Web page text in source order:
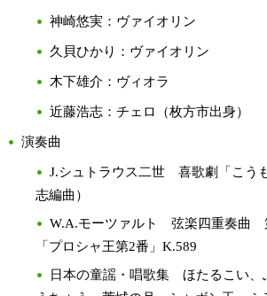
神崎悠実：ヴァイオリン
久貝ひかり：ヴァイオリン
木下雄介：ヴィオラ
近藤浩志：チェロ（枚方市出身）
演奏曲
J.シュトラウス二世 喜歌劇「こう
志編曲）
W.A.モーツァルト 弦楽四重奏曲
「プロシャ王第2番」K.589
日本の童謡・唱歌集 ほたるこい、